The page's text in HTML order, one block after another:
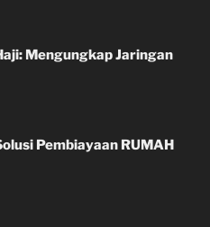
Mengungkap Jaringan
Pembiayaan RUMAH